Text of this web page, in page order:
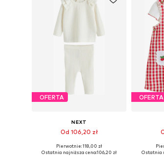
OFERTA
NEXT
Od 106,20 zł
Dostępne w różnych rozmiarach
Pierwotnie: 118,00 zł
Ostatnia najniższa cena:106,20 zł
OFERTA
Ostatnia